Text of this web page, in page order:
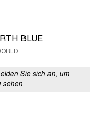
BLUE
Sie sich an, um
sehen